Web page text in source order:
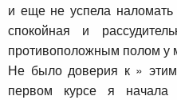
и еще не успела
спокойная и
противоположным полом у
Не было доверия к »
первом курсе я начала